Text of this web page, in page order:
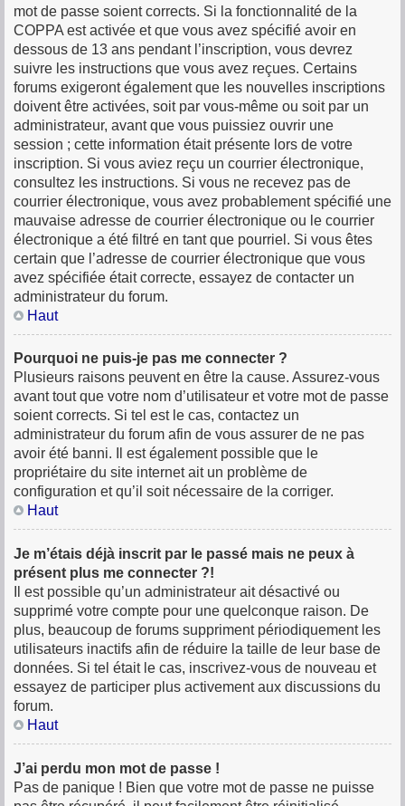
mot de passe soient corrects. Si la fonctionnalité de la
COPPA est activée et que vous avez spécifié avoir en
dessous de 13 ans pendant l’inscription, vous devrez
suivre les instructions que vous avez reçues. Certains
forums exigeront également que les nouvelles inscriptions
doivent être activées, soit par vous-même ou soit par un
administrateur, avant que vous puissiez ouvrir une
session ; cette information était présente lors de votre
inscription. Si vous aviez reçu un courrier électronique,
consultez les instructions. Si vous ne recevez pas de
courrier électronique, vous avez probablement spécifié une
mauvaise adresse de courrier électronique ou le courrier
électronique a été filtré en tant que pourriel. Si vous êtes
certain que l’adresse de courrier électronique que vous
avez spécifiée était correcte, essayez de contacter un
administrateur du forum.
Haut
Pourquoi ne puis-je pas me connecter ?
Plusieurs raisons peuvent en être la cause. Assurez-vous
avant tout que votre nom d’utilisateur et votre mot de passe
soient corrects. Si tel est le cas, contactez un
administrateur du forum afin de vous assurer de ne pas
avoir été banni. Il est également possible que le
propriétaire du site internet ait un problème de
configuration et qu’il soit nécessaire de la corriger.
Haut
Je m’étais déjà inscrit par le passé mais ne peux à
présent plus me connecter ?!
Il est possible qu’un administrateur ait désactivé ou
supprimé votre compte pour une quelconque raison. De
plus, beaucoup de forums suppriment périodiquement les
utilisateurs inactifs afin de réduire la taille de leur base de
données. Si tel était le cas, inscrivez-vous de nouveau et
essayez de participer plus activement aux discussions du
forum.
Haut
J’ai perdu mon mot de passe !
Pas de panique ! Bien que votre mot de passe ne puisse